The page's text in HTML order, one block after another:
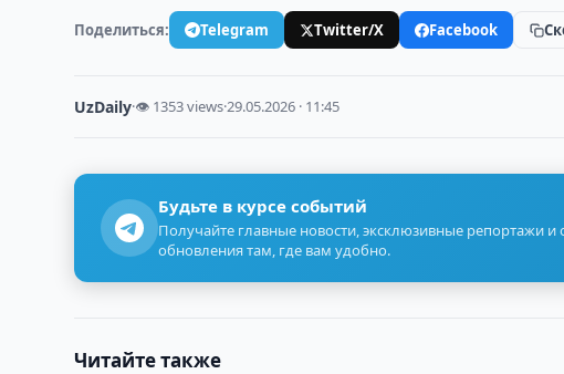
Поделиться: Telegram Twitter/X Facebook
UzDaily·👁 1353 views·29.05.2026 · 11:45
Будьте в курсе событий
Получайте главные новости, эксклюзивные репортажи и
обновления там, где вам удобно.
Читайте также